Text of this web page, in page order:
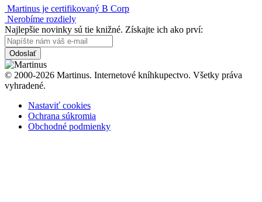
Martinus je certifikovaný B Corp
Nerobíme rozdiely
Najlepšie novinky sú tie knižné. Získajte ich ako prví:
Odoslať
© 2000-2026 Martinus. Internetové kníhkupectvo. Všetky práva
vyhradené.
Nastaviť cookies
Ochrana súkromia
Obchodné podmienky